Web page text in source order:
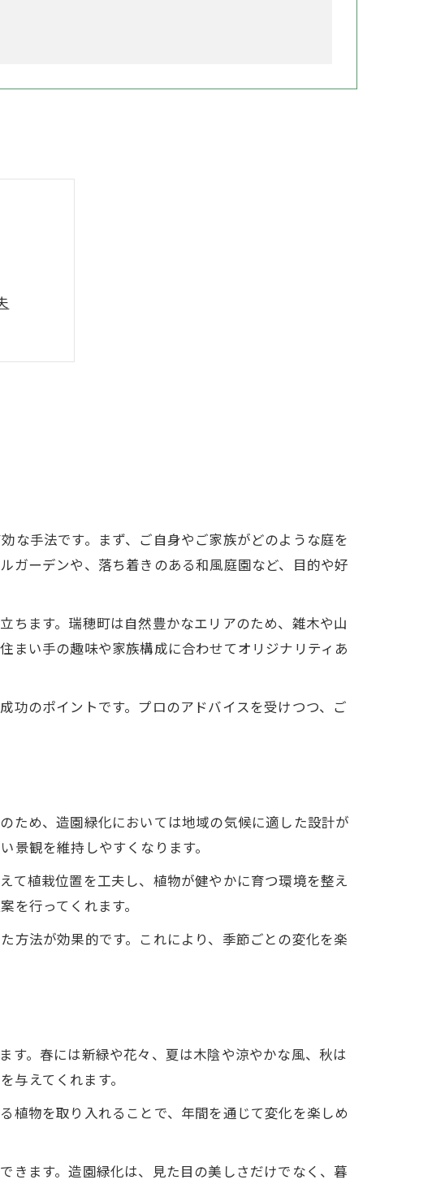
ト
り
ト
な手法です。まず、ご自身やご家族がどのような庭を
ガーデンや、落ち着きのある和風庭園など、目的や好
ちます。瑞穂町は自然豊かなエリアのため、雑木や山
まい手の趣味や家族構成に合わせてオリジナリティあ
功のポイントです。プロのアドバイスを受けつつ、ご
ため、造園緑化においては地域の気候に適した設計が
観を維持しやすくなります。
て植栽位置を工夫し、植物が健やかに育つ環境を整え
行ってくれます。
方法が効果的です。これにより、季節ごとの変化を楽
す。春には新緑や花々、夏は木陰や涼やかな風、秋は
えてくれます。
植物を取り入れることで、年間を通じて変化を楽しめ
きます。造園緑化は、見た目の美しさだけでなく、暮